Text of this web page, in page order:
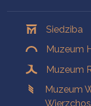
Siedziba
Muzeum
Muzeum
Muzeum